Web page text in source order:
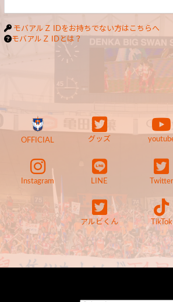
モバアルＺ IDをお持ちでない方はこちらへ
モバアルＺ IDとは？
OFFICIAL グッズ
Instagram LINE Twitter
アルビくん TikTok